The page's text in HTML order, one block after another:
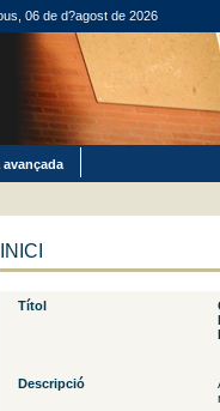
06 de d?agost de 2026
avançada
INICI
Títol
Descripció